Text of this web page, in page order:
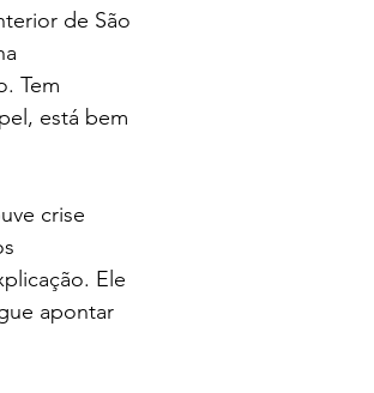
de São
Tem
está bem
crise
Ele
apontar